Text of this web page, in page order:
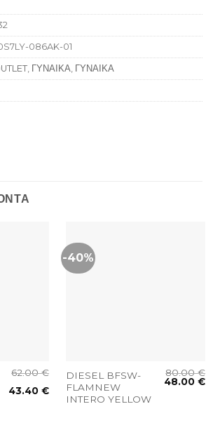
086AK-01
, ΓΥΝΑΙΚΑ, ΓΥΝΑΙΚΑ
62.00€
43.40€
-40%
DIESEL BFSW-
FLAMNEW
INTERO YELLOW
80.00€
48.00€